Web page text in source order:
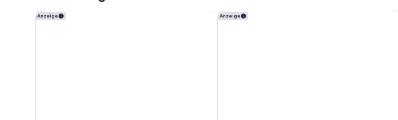
patio)
Anzeige
Hotel Republic San Diego, Autograph Collection Anzeige
Courtyard by Marriott San Diego Sorrento Valley